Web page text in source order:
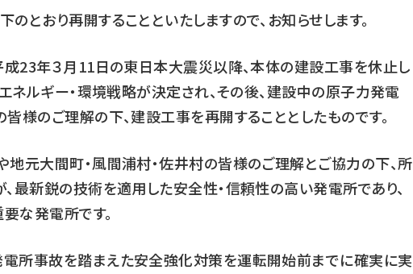
とおり再開することといたしますので、お知らせします。
23年３月11日の東日本大震災以降、本体の建設工事を休止し
ルギー・環境戦略が決定され、その後、建設中の原子力発電
様のご理解の下、建設工事を再開することとしたものです。
元大間町・風間浦村・佐井村の皆様のご理解とご協力の下、所
最新鋭の技術を適用した安全性・信頼性の高い発電所であり、
な発電所です。
所事故を踏まえた安全強化対策を運転開始前までに確実に実